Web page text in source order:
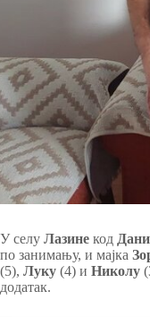
У селу Лазине код
по занимању, и мајка
(5), Луку (4) и Николу
додатак.